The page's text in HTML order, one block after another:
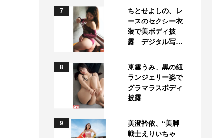
7
ちとせよしの、レ
ースのセクシー衣
装で美ボディ披
露 デジタル写…
8
東雲うみ、黒の紐
ランジェリー姿で
グラマラスボディ
披露
9
美澄衿依、“美脚
戦士えりいちゃ